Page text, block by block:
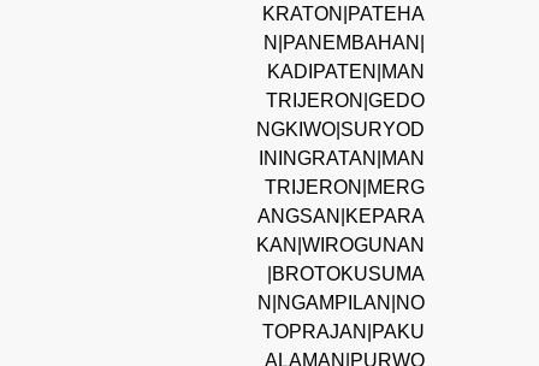
KRATON|PATEHA
N|PANEMBAHAN|
KADIPATEN|MAN
TRIJERON|GEDO
NGKIWO|SURYOD
ININGRATAN|MAN
TRIJERON|MERG
ANGSAN|KEPARA
KAN|WIROGUNAN
|BROTOKUSUMA
N|NGAMPILAN|NO
TOPRAJAN|PAKU
ALAMAN|PURWO